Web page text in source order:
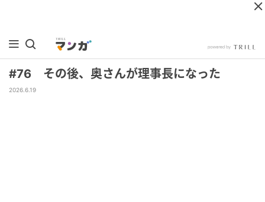
#76 その後、奥さんが理事長になった
2026.6.19